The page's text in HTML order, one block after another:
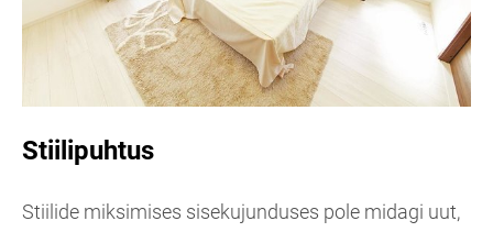
Stiilipuhtus
Stiilide miksimises sisekujunduses pole midagi uut,